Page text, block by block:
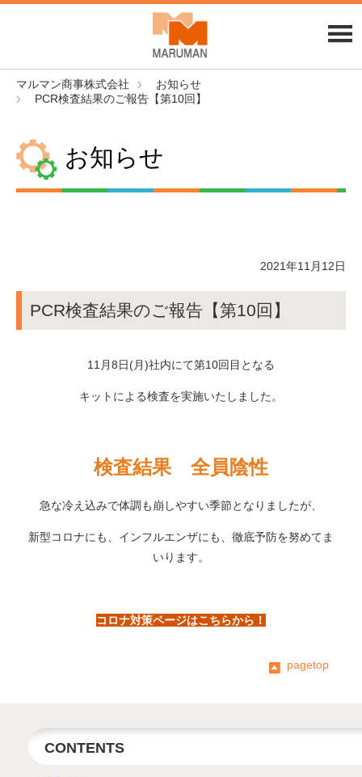
マルマン商事株式会社
お知らせ
PCR検査結果のご報告【第10回】
お知らせ
2021年11月12日
PCR検査結果のご報告【第10回】
11月8日(月)社内にて第10回目となる
キットによる検査を実施いたしました。
検査結果 全員陰性
急な冷え込みで体調も崩しやすい季節となりましたが、
新型コロナにも、インフルエンザにも、徹底予防を努めてま
いります。
コロナ対策ページはこちらから！
pagetop
CONTENTS